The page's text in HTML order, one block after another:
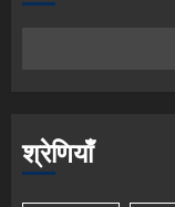
श्रेणियाँ